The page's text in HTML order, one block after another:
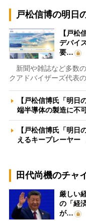
戸松信博の明日
【戸松
デバイ
要…
新聞や雑誌など多数
クアドバイザーズ代表
【戸松信博氏「明日
端半導体の製造に不
【戸松信博氏「明
えるキープレーヤ
田代尚機のチャ
厳しい
の「経
が…